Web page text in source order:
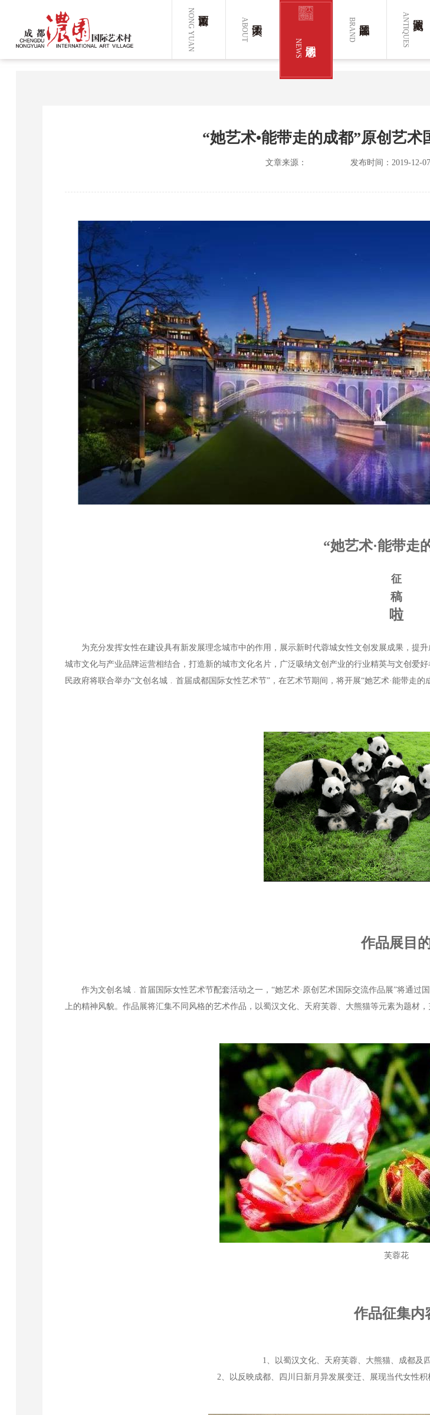
NONG YUAN ABOUT
NEWS
BRAND ANTIQUES
“她艺术•能带走的成都”原创艺
文章来源： 发布时间：2019-12-07
“她艺术·能带走
征
稿
啦
为充分发挥女性在建设具有新发展理念城市中的作用，展示新时代蓉城女性文创发展成果，提
城市文化与产业品牌运营相结合，打造新的城市文化名片，广泛吸纳文创产业的行业精英与文创爱
民政府将联合举办“文创名城﹒首届成都国际女性艺术节”，在艺术节期间，将开展“她艺术·能带走
作品展目
作为文创名城﹒首届国际女性艺术节配套活动之一，“她艺术·原创艺术国际交流作品展”将通
上的精神风貌。作品展将汇集不同风格的艺术作品，以蜀汉文化、天府芙蓉、大熊猫等元素为题材
芙蓉花
作品征集内
1、以蜀汉文化、天府芙蓉、大熊猫、成都及
2、以反映成都、四川日新月异发展变迁、展现当代女性